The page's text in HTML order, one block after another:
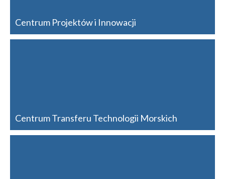
Centrum Projektów i Innowacji
Centrum Transferu Technologii Morskich